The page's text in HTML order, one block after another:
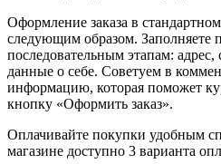
Оформление заказа в
следующим образом. Заполняете
последовательным этапам:
данные о себе. Советуем в
информацию, которая поможет
кнопку «Оформить заказ».
Оплачивайте покупки удобным
магазине доступно 3 варианта